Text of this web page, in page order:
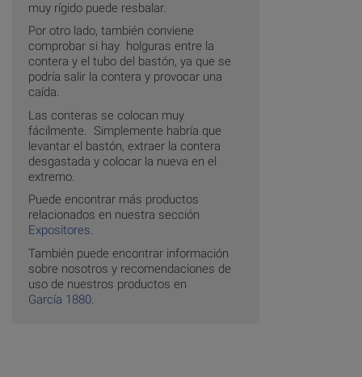
muy rígido puede resbalar.
Por otro lado, también conviene
comprobar si hay holguras entre la
contera y el tubo del bastón, ya que se
podría salir la contera y provocar una
caída.
Las conteras se colocan muy
fácilmente. Simplemente habría que
levantar el bastón, extraer la contera
desgastada y colocar la nueva en el
extremo.
Puede encontrar más productos
relacionados en nuestra sección
Expositores.
También puede encontrar información
sobre nosotros y recomendaciones de
uso de nuestros productos en
García 1880.